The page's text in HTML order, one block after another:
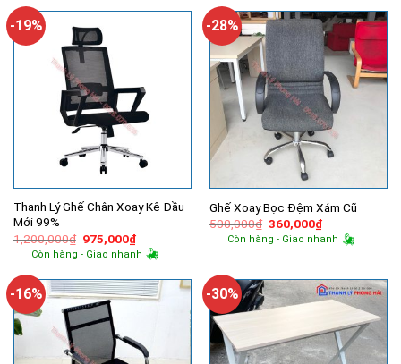
525,000₫.
430,000₫.
-19%
Thanh Lý Ghế Chân Xoay Kê Đầu
Mới 99%
1,200,000₫ Giá
gốc
là:
975,000₫Giá
hiện
tại
975,000₫.
Còn hàng - Giao nhanh
-28%
Ghế Xoay Bọc Đệm Xám Cũ
500,000₫ Giá
gốc
là:
360,000₫Giá
hiện
tại
Còn hàng - Giao nhanh
-16% -30%